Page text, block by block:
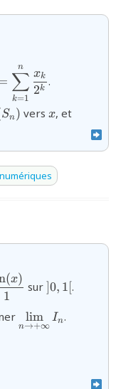
=
k=1
∑
n
2k
xk .
Sn ) vers x
x, et
1
(x)
sur
{]0,1[}
]0, 1[.
n→+∞
lim In.